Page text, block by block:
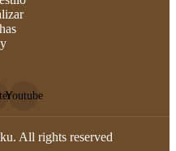
Youtube
All rights reserved